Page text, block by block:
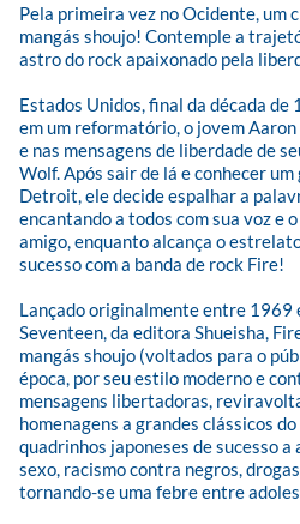
Pela primeira vez no Ocidente, um
mangás shoujo! Contemple a
astro do rock apaixonado pela
Estados Unidos, final da década
em um reformatório, o jovem
e nas mensagens de liberdade de
Wolf. Após sair de lá e conhecer
Detroit, ele decide espalhar a
encantando a todos com sua voz e
amigo, enquanto alcança o
sucesso com a banda de rock Fire!
Lançado originalmente entre 1969
Seventeen, da editora Shueisha,
mangás shoujo (voltados para o
época, por seu estilo moderno e
mensagens libertadoras,
homenagens a grandes clássicos
quadrinhos japoneses de sucesso
sexo, racismo contra negros,
tornando-se uma febre entre